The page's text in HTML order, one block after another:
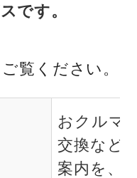
です。
覧ください。
おクルマ
交換など
案内を、